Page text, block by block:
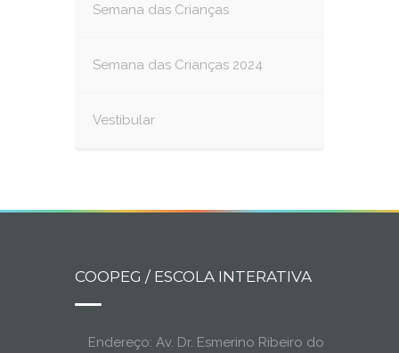
Semana das Crianças
Semana das Crianças 2024
Vestibular
COOPEG / ESCOLA INTERATIVA
Endereço: Av. Dr. Esmerino Ribeiro do